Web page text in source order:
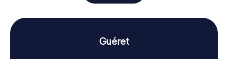
funge da Hôtel de Ville. Ad ogni tappa della caccia al
tesoro, risolverete enigmi avvincenti e scoprirete la città
in un modo unico e divertente.
Storia e cultura nella caccia al tesoro a Guéret
Guéret